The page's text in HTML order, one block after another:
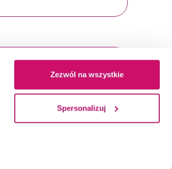
Zezwól na wszystkie
Spersonalizuj